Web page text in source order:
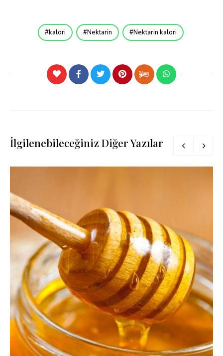
kalori Nektarin Nektarin kalori
İlgilenebileceğiniz Diğer Yazılar